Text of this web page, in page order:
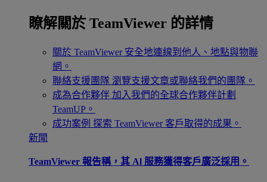
瞭解關於 TeamViewer 的詳情
關於 TeamViewer 安全地連線到他人、地點與物聯
網。
聯絡支援團隊 瀏覽支援文章或聯絡我們的團隊。
成為合作夥伴 加入我們的全球合作夥伴計劃
TeamUP。
成功案例 探索 TeamViewer 客戶取得的成果。
新聞
TeamViewer 報告稱，其 Al 服務獲得客戶廣泛採用。